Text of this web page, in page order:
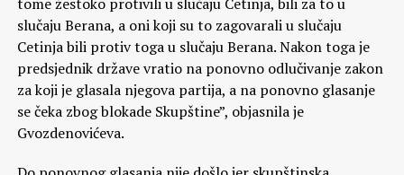
slučaju Berana, a oni koji su to zagovarali u slučaju
Cetinja bili protiv toga u slučaju Berana. Nakon toga je
predsjednik države vratio na ponovno odlučivanje zakon
za koji je glasala njegova partija, a na ponovno glasanje
se čeka zbog blokade Skupštine”, objasnila je
Gvozdenovićeva.